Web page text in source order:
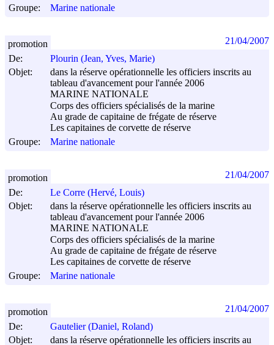
Groupe:
Marine nationale
De:
Plourin (Jean, Yves, Marie)
Objet:
dans la réserve opérationnelle les officiers inscrits au
tableau d'avancement pour l'année 2006
MARINE NATIONALE
Corps des officiers spécialisés de la marine
Au grade de capitaine de frégate de réserve
Les capitaines de corvette de réserve
Groupe:
Marine nationale
promotion 21/04/2007
De:
Le Corre (Hervé, Louis)
Objet:
dans la réserve opérationnelle les officiers inscrits au
tableau d'avancement pour l'année 2006
MARINE NATIONALE
Corps des officiers spécialisés de la marine
Au grade de capitaine de frégate de réserve
Les capitaines de corvette de réserve
Groupe:
Marine nationale
promotion 21/04/2007
De:
Gautelier (Daniel, Roland)
Objet:
dans la réserve opérationnelle les officiers inscrits au
promotion 21/04/2007